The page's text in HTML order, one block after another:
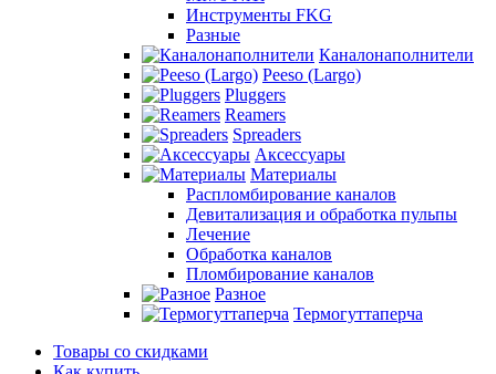
Инструменты FKG
Разные
Каналонаполнители
Peeso (Largo)
Pluggers
Reamers
Spreaders
Аксессуары
Материалы
Распломбирование каналов
Девитализация и обработка пульпы
Лечение
Обработка каналов
Пломбирование каналов
Разное
Термогуттаперча
Товары со скидками